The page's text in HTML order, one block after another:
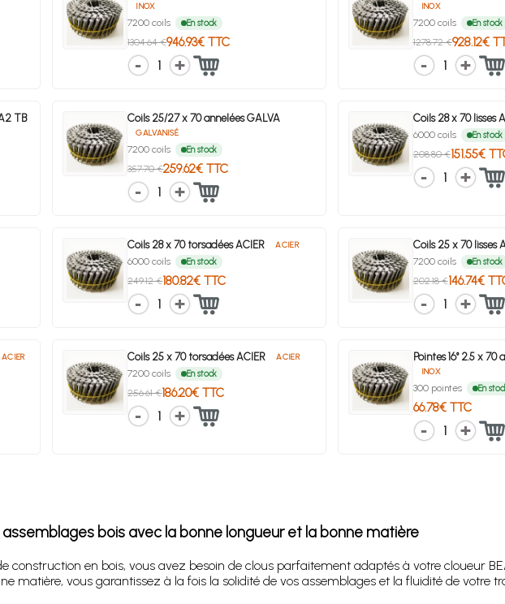
INOX
7200 coils En stock
1304.64 €946.93€ TTC
1
INOX
7200 coils En stock
1278.72 €928.12€
1
TB Coils 25/27 x 70 annelées GALVA
GALVANISÉ
7200 coils En stock
357.70 €259.62€ TTC
1
Coils 28 x 70 lisses
6000 coils En stock
208.80 €151.55€
1
Coils 28 x 70 torsadées ACIER ACIER
6000 coils En stock
249.12 €180.82€ TTC
1
Coils 25 x 70 lisses
7200 coils En stock
202.18 €146.74€
1
ACIER Coils 25 x 70 torsadées ACIER ACIER
7200 coils En stock
256.61 €186.20€ TTC
1
Pointes 16° 2.5 x 70
INOX
300 pointes En
66.78€ TTC
1
assemblages bois avec la bonne longueur et la bonne matière
construction en bois, vous avez besoin de clous parfaitement adaptés à votre cloueur
matière, vous garantissez à la fois la solidité de vos assemblages et la fluidité de votre